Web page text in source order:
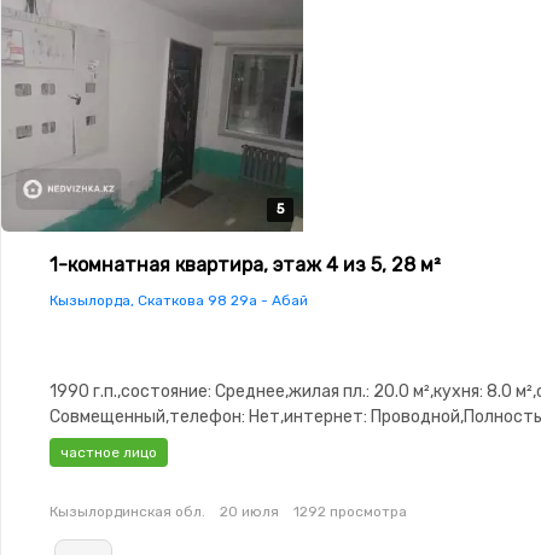
5
5
5
5
5
1-комнатная квартира, этаж 4 из 5, 28 м²
Кызылорда, Скаткова 98 29а - Абай
1990 г.п.,состояние: Среднее,жилая пл.: 20.0 м²,кухня: 8.0
Совмещенный,телефон: Нет,интернет:
меблирована,Полностью меблирована,паркинг: Рядом
стоянка,Охрана,Улучшенная,Кухня-студия,Кондиционер
частное лицо
Кызылординская обл. 20 июля 1292 просмотра